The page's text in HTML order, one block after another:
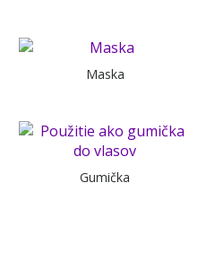
Maska
Gumička